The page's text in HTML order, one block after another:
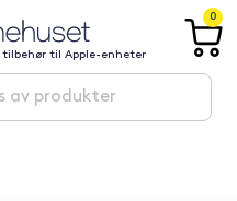
tilbehør til Apple-enheter
0